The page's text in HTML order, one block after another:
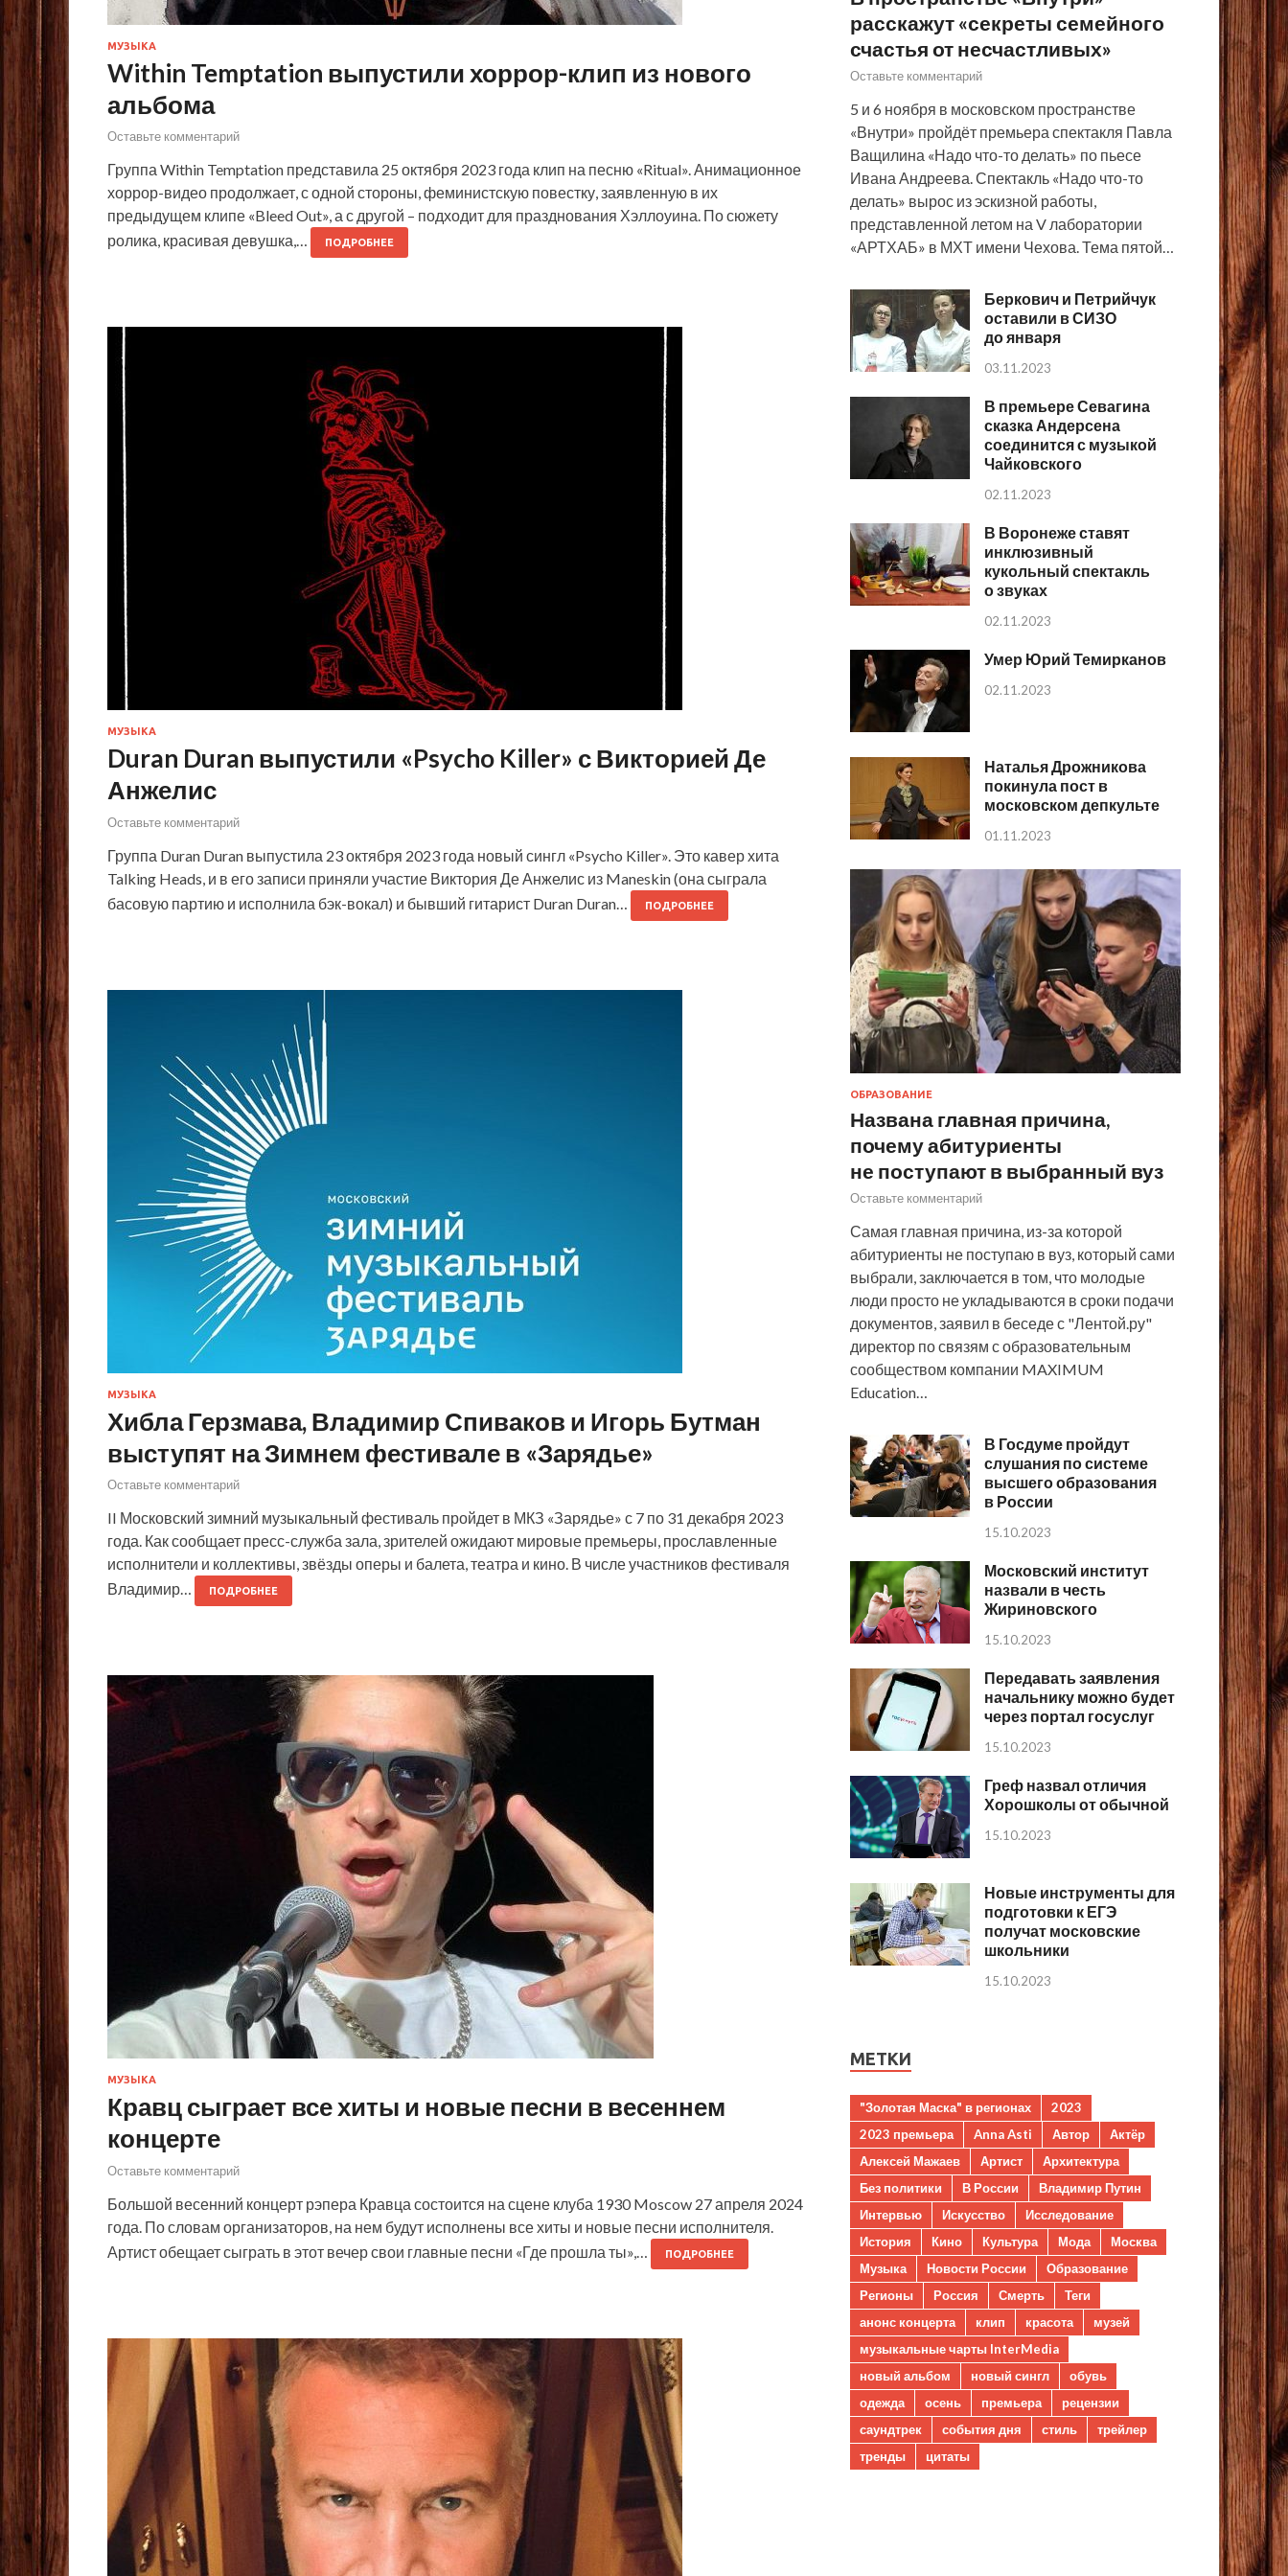
МУЗЫКА
Within Temptation выпустили хоррор-клип из нового
альбома
Оставьте комментарий
Группа Within Temptation представила 25 октября 2023 года клип на песню «Ritual». Анимационное
хоррор-видео продолжает, с одной стороны, феминистскую повестку, заявленную в их
предыдущем клипе «Bleed Out», а с другой – подходит для празднования Хэллоуина. По сюжету
ролика, красивая девушка,…
ПОДРОБНЕЕ
МУЗЫКА
Duran Duran выпустили «Psycho Killer» с Викторией Де
Анжелис
Оставьте комментарий
Группа Duran Duran выпустила 23 октября 2023 года новый сингл «Psycho Killer». Это кавер хита
Talking Heads, и в его записи приняли участие Виктория Де Анжелис из Maneskin (она сыграла
басовую партию и исполнила бэк-вокал) и бывший гитарист Duran Duran…
ПОДРОБНЕЕ
МУЗЫКА
Хибла Герзмава, Владимир Спиваков и Игорь Бутман
выступят на Зимнем фестивале в «Зарядье»
Оставьте комментарий
II Московский зимний музыкальный фестиваль пройдет в МКЗ «Зарядье» с 7 по 31 декабря 2023
года. Как сообщает пресс-служба зала, зрителей ожидают мировые премьеры, прославленные
исполнители и коллективы, звёзды оперы и балета, театра и кино. В числе участников фестиваля
Владимир…
ПОДРОБНЕЕ
МУЗЫКА
Кравц сыграет все хиты и новые песни в весеннем
концерте
Оставьте комментарий
Большой весенний концерт рэпера Кравца состоится на сцене клуба 1930 Moscow 27 апреля 2024
года. По словам организаторов, на нем будут исполнены все хиты и новые песни исполнителя.
Артист обещает сыграть в этот вечер свои главные песни «Где прошла ты»,…
ПОДРОБНЕЕ
расскажут «секреты семейного
счастья от несчастливых»
Оставьте комментарий
5 и 6 ноября в московском пространстве
«Внутри» пройдёт премьера спектакля Павла
Ващилина «Надо что-то делать» по пьесе
Ивана Андреева. Спектакль «Надо что-то
делать» вырос из эскизной работы,
представленной летом на V лаборатории
«АРТХАБ» в МХТ имени Чехова. Тема пятой…
Беркович и Петрийчук
оставили в СИЗО
до января
03.11.2023
В премьере Севагина
сказка Андерсена
соединится с музыкой
Чайковского
02.11.2023
В Воронеже ставят
инклюзивный
кукольный спектакль
о звуках
02.11.2023
Умер Юрий Темирканов
02.11.2023
Наталья Дрожникова
покинула пост в
московском депкульте
01.11.2023
ОБРАЗОВАНИЕ
Названа главная причина,
почему абитуриенты
не поступают в выбранный вуз
Оставьте комментарий
Самая главная причина, из-за которой
абитуриенты не поступаю в вуз, который сами
выбрали, заключается в том, что молодые
люди просто не укладываются в сроки подачи
документов, заявил в беседе с "Лентой.ру"
директор по связям с образовательным
сообществом компании MAXIMUM
Education…
В Госдуме пройдут
слушания по системе
высшего образования
в России
15.10.2023
Московский институт
назвали в честь
Жириновского
15.10.2023
Передавать заявления
начальнику можно будет
через портал госуслуг
15.10.2023
Греф назвал отличия
Хорошколы от обычной
15.10.2023
Новые инструменты для
подготовки к ЕГЭ
получат московские
школьники
15.10.2023
МЕТКИ
"Золотая Маска" в регионах
2023
2023 премьера
Anna Asti Автор
Актёр
Алексей Мажаев
Артист
Архитектура
Без политики
В России
Владимир Путин
Интервью
Искусство
Исследование
История
Кино Культура Мода
Москва
Музыка
Новости России
Образование
Регионы
Россия Смерть
Теги
анонс концерта
клип красота
музей
музыкальные чарты InterMedia
новый альбом
новый сингл
обувь
одежда
осень премьера
рецензии
саундтрек
события дня стиль
трейлер
тренды
цитаты